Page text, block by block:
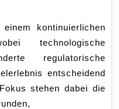
kontinuierlichen
technologische
regulatorische
entscheidend
stehen dabei die